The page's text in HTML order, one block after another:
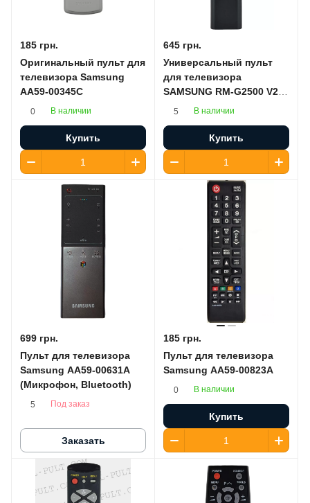
185 грн.
Оригинальный пульт для
телевизора Samsung
AA59-00345C
0 В наличии
Купить
645 грн.
Универсальный пульт
для телевизора
SAMSUNG RM-G2500 V2
(с микрофоном)
5 В наличии
Купить
699 грн.
Пульт для телевизора
Samsung AA59-00631A
(Микрофон, Bluetooth)
5 Под заказ
Заказать
185 грн.
Пульт для телевизора
Samsung AA59-00823A
0 В наличии
Купить